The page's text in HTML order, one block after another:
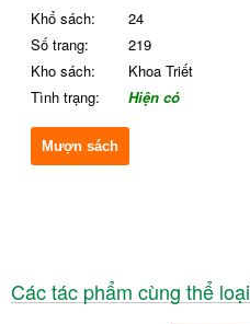
Khổ sách:
24
Số trang:
219
Kho sách:
Khoa Triết
Tình trạng:
Hiện có
Mượn sách
Các tác phẩm cùng thể loại